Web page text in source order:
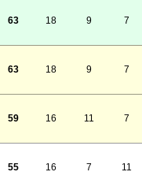
63 18 9 7
63 18 9 7
59 16 11 7
55 16 7 11